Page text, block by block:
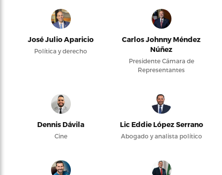
José Julio Aparicio
Política y derecho
Carlos Johnny Méndez
Núñez
Presidente Cámara de
Representantes
Dennis Dávila
Cine
Lic Eddie López Serrano
Abogado y analista político